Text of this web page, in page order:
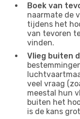
Boek van
naarmate de
tijdens het
van tevoren
vinden.
Vlieg buiten
veel vraag
meestal hun
buiten het
is de kans